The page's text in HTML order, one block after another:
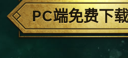
PC端免费下